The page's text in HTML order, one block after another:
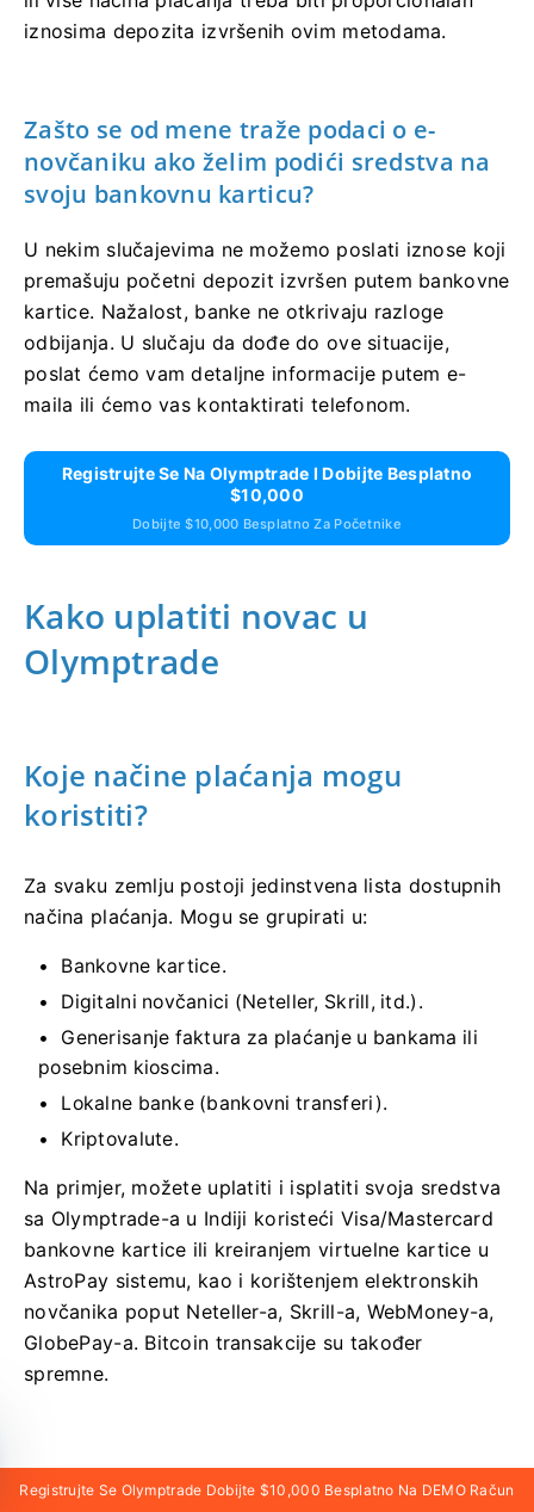
iznosima depozita izvršenih ovim metodama.
Zašto se od mene traže podaci o e-
novčaniku ako želim podići sredstva na
svoju bankovnu karticu?
U nekim slučajevima ne možemo poslati iznose koji
premašuju početni depozit izvršen putem bankovne
kartice. Nažalost, banke ne otkrivaju razloge
odbijanja. U slučaju da dođe do ove situacije,
poslat ćemo vam detaljne informacije putem e-
maila ili ćemo vas kontaktirati telefonom.
Registrujte Se Na Olymptrade I Dobijte Besplatno
$10,000
Dobijte $10,000 Besplatno Za Početnike
Kako uplatiti novac u
Olymptrade
Koje načine plaćanja mogu
koristiti?
Za svaku zemlju postoji jedinstvena lista dostupnih
načina plaćanja. Mogu se grupirati u:
Bankovne kartice.
Digitalni novčanici (Neteller, Skrill, itd.).
Generisanje faktura za plaćanje u bankama ili
posebnim kioscima.
Lokalne banke (bankovni transferi).
Kriptovalute.
Na primjer, možete uplatiti i isplatiti svoja sredstva
sa Olymptrade-a u Indiji koristeći Visa/Mastercard
bankovne kartice ili kreiranjem virtuelne kartice u
AstroPay sistemu, kao i korištenjem elektronskih
novčanika poput Neteller-a, Skrill-a, WebMoney-a,
GlobePay-a. Bitcoin transakcije su također
spremne.
Kako da izvršim depozit
Registrujte Se Olymptrade Dobijte $10,000 Besplatno Na DEMO Račun